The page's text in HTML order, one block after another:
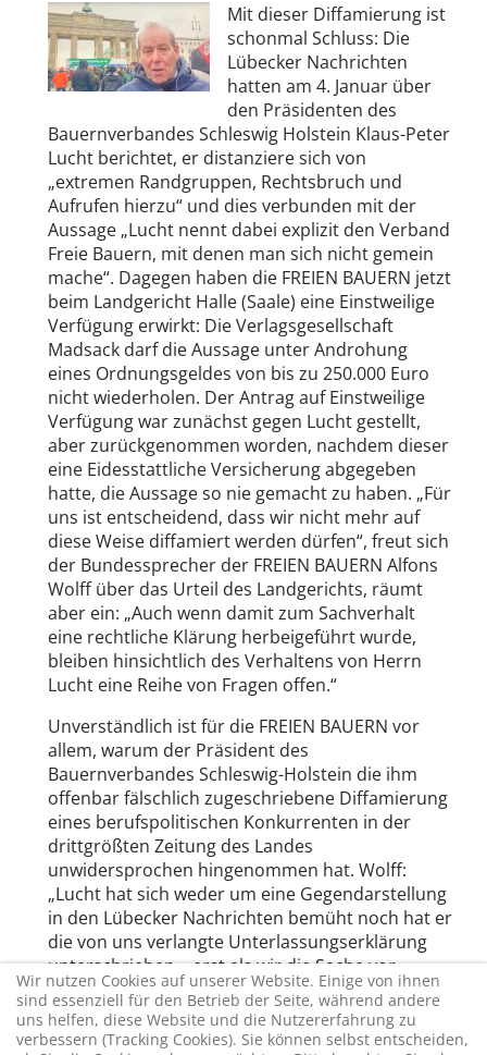
Mit dieser Diffamierung ist
schonmal Schluss: Die
Lübecker Nachrichten
hatten am 4. Januar über
den Präsidenten des
Bauernverbandes Schleswig Holstein Klaus-Peter
Lucht berichtet, er distanziere sich von
„extremen Randgruppen, Rechtsbruch und
Aufrufen hierzu“ und dies verbunden mit der
Aussage „Lucht nennt dabei explizit den Verband
Freie Bauern, mit denen man sich nicht gemein
mache“. Dagegen haben die FREIEN BAUERN jetzt
beim Landgericht Halle (Saale) eine Einstweilige
Verfügung erwirkt: Die Verlagsgesellschaft
Madsack darf die Aussage unter Androhung
eines Ordnungsgeldes von bis zu 250.000 Euro
nicht wiederholen. Der Antrag auf Einstweilige
Verfügung war zunächst gegen Lucht gestellt,
aber zurückgenommen worden, nachdem dieser
eine Eidesstattliche Versicherung abgegeben
hatte, die Aussage so nie gemacht zu haben. „Für
uns ist entscheidend, dass wir nicht mehr auf
diese Weise diffamiert werden dürfen“, freut sich
der Bundessprecher der FREIEN BAUERN Alfons
Wolff über das Urteil des Landgerichts, räumt
aber ein: „Auch wenn damit zum Sachverhalt
eine rechtliche Klärung herbeigeführt wurde,
bleiben hinsichtlich des Verhaltens von Herrn
Lucht eine Reihe von Fragen offen.“
Unverständlich ist für die FREIEN BAUERN vor
allem, warum der Präsident des
Bauernverbandes Schleswig-Holstein die ihm
offenbar fälschlich zugeschriebene Diffamierung
eines berufspolitischen Konkurrenten in der
drittgrößten Zeitung des Landes
unwidersprochen hingenommen hat. Wolff:
„Lucht hat sich weder um eine Gegendarstellung
in den Lübecker Nachrichten bemüht noch hat er
die von uns verlangte Unterlassungserklärung
unterschrieben – erst als wir die Sache vor
Gericht brachten, kam er mit seiner
Eidesstattlichen Versicherung um die Ecke.“
Insofern sei auch die jüngste Pressemeldung des
Wir nutzen Cookies auf unserer Website. Einige von ihnen
sind essenziell für den Betrieb der Seite, während andere
uns helfen, diese Website und die Nutzererfahrung zu
verbessern (Tracking Cookies). Sie können selbst entscheiden,